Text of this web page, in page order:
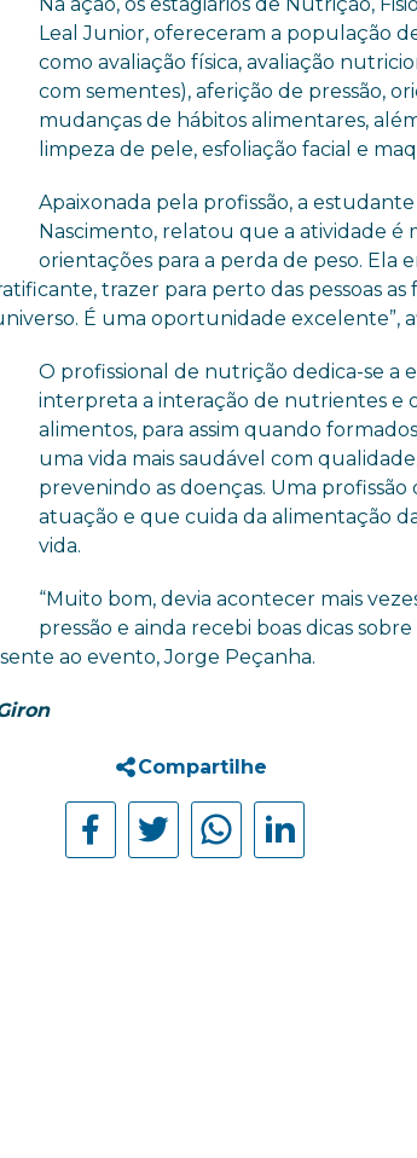
Leal Junior, ofereceram a população
como avaliação física, avaliação
com sementes), aferição de pressão,
mudanças de hábitos alimentares,
limpeza de pele, esfoliação facial e
Apaixonada pela profissão, a
Nascimento, relatou que a atividade é
orientações para a perda de peso. Ela
trazer para perto das pessoas
É uma oportunidade excelente”,
O profissional de nutrição dedica-se a
interpreta a interação de nutrientes e
alimentos, para assim quando
uma vida mais saudável com
prevenindo as doenças. Uma
atuação e que cuida da alimentação
vida.
“Muito bom, devia acontecer mais
pressão e ainda recebi boas dicas
ao evento, Jorge Peçanha.
Compartilhe